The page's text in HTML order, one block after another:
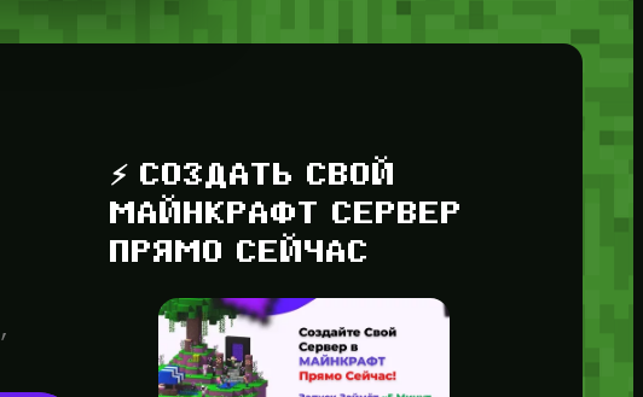
⚡ СОЗДАТЬ СВОЙ
МАЙНКРАФТ СЕРВЕР
ПРЯМО СЕЙЧАС